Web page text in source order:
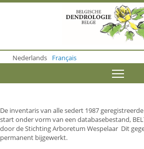
o
m
o
n
t
e
n
Nederlands Français
De inventaris van alle sedert 1987
start onder vorm van een databasebestand,
door de Stichting Arboretum Wespelaar Dit
permanent bijgewerkt.